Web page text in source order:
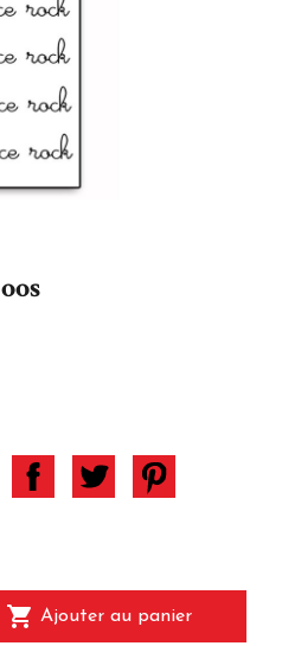
shopping_cart Ajouter au panier